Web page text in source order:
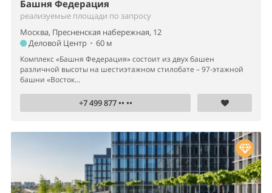
Башня Федерация
реализуемые площади по запросу
Москва, Пресненская набережная, 12
Деловой Центр • 60 м
Комплекс «Башня Федерация» состоит из двух башен
различной высоты на шестиэтажном стилобате – 97-этажной
башни «Восток...
+7 499 877 •• ••